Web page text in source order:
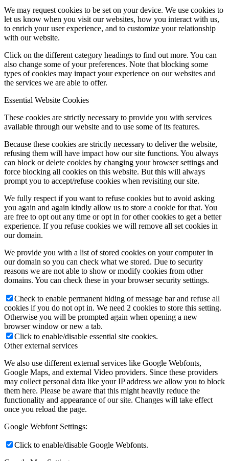
We may request cookies to be set on your device. We use cookies to
let us know when you visit our websites, how you interact with us,
to enrich your user experience, and to customize your relationship
with our website.
Click on the different category headings to find out more. You can
also change some of your preferences. Note that blocking some
types of cookies may impact your experience on our websites and
the services we are able to offer.
Essential Website Cookies
These cookies are strictly necessary to provide you with services
available through our website and to use some of its features.
Because these cookies are strictly necessary to deliver the website,
refusing them will have impact how our site functions. You always
can block or delete cookies by changing your browser settings and
force blocking all cookies on this website. But this will always
prompt you to accept/refuse cookies when revisiting our site.
We fully respect if you want to refuse cookies but to avoid asking
you again and again kindly allow us to store a cookie for that. You
are free to opt out any time or opt in for other cookies to get a better
experience. If you refuse cookies we will remove all set cookies in
our domain.
We provide you with a list of stored cookies on your computer in
our domain so you can check what we stored. Due to security
reasons we are not able to show or modify cookies from other
domains. You can check these in your browser security settings.
Check to enable permanent hiding of message bar and refuse all
cookies if you do not opt in. We need 2 cookies to store this setting.
Otherwise you will be prompted again when opening a new
browser window or new a tab.
Click to enable/disable essential site cookies.
Other external services
We also use different external services like Google Webfonts,
Google Maps, and external Video providers. Since these providers
may collect personal data like your IP address we allow you to block
them here. Please be aware that this might heavily reduce the
functionality and appearance of our site. Changes will take effect
once you reload the page.
Google Webfont Settings:
Click to enable/disable Google Webfonts.